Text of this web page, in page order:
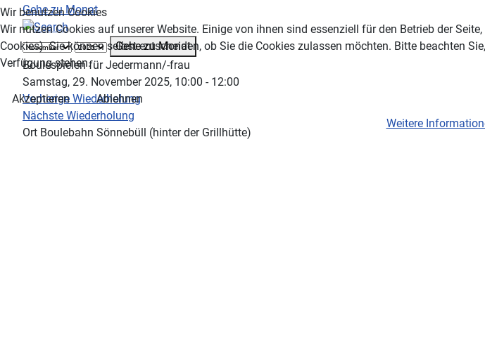
Gehe zu Monat
Gehe zu Monat
Boulespielen für Jedermann/-frau
Samstag, 29. November 2025, 10:00 - 12:00
Vorherige Wiederholung
Nächste Wiederholung
Ort Boulebahn Sönnebüll (hinter der Grillhütte)
Wir benutzen Cookies
Wir nutzen Cookies auf unserer Website. Einige von ihnen sind essenziell für den Betrieb der
Cookies). Sie können selbst entscheiden, ob Sie die Cookies zulassen möchten. Bitte beachten
Verfügung stehen.
Akzeptieren
Ablehnen
Weitere